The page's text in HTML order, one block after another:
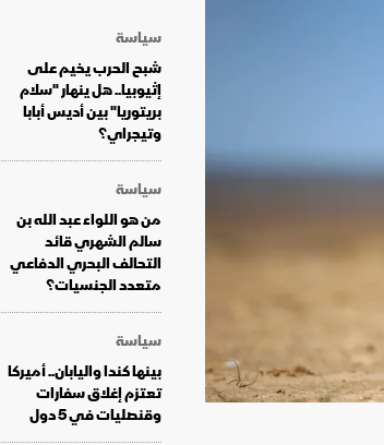
سياسة
شبح الحرب يخيم على
إثيوبيا.. هل ينهار "سلام
بريتوريا" بين أديس أبابا
وتيجراي؟
سياسة
من هو اللواء عبد الله بن
سالم الشهري قائد
التحالف البحري الدفاعي
متعدد الجنسيات؟
سياسة
بينها كندا واليابان.. أميركا
تعتزم إغلاق سفارات
وقنصليات في 5 دول